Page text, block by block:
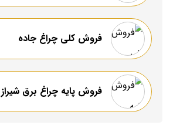
فروش کلی چراغ جاده
فروش پایه چراغ برق شیراز